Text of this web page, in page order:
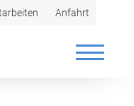
Anfahrt